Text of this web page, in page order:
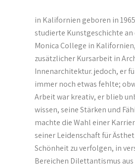
in Kalifornien geboren in
studierte Kunstgeschichte an
Monica College in
zusätzlicher Kursarbeit in
Innenarchitektur. jedoch, er
immer noch etwas fehlte;
Arbeit war kreativ, er blieb
wissen, seine Stärken und
machte die Wahl einer
seiner Leidenschaft für
Schönheit zu verfolgen, in
Bereichen Dilettantismus